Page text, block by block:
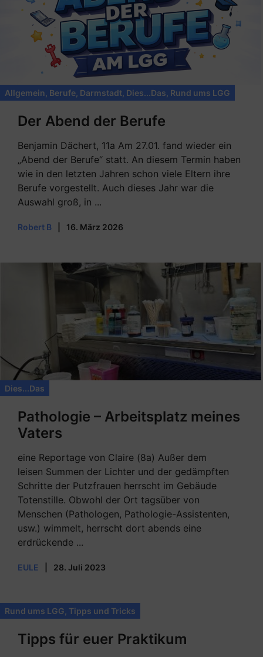
Allgemein Berufe Darmstadt Dies...Das Rund ums LGG
Der Abend der Berufe
Benjamin Dächert, 11a Am 27.01. fand wieder ein
„Abend der Berufe“ statt. An diesem Termin haben
wie in den letzten Jahren schon viele Eltern ihre
Berufe vorgestellt. Auch dieses Jahr war die
Auswahl groß, in ...
Robert B 16. März 2026
Dies...Das
Pathologie – Arbeitsplatz meines
Vaters
eine Reportage von Claire (8a) Außer dem
leisen Summen der Lichter und der gedämpften
Schritte der Putzfrauen herrscht im Gebäude
Totenstille. Obwohl der Ort tagsüber von
Menschen (Pathologen, Pathologie-Assistenten,
usw.) wimmelt, herrscht dort abends eine
erdrückende ...
EULE 28. Juli 2023
Rund ums LGG Tipps und Tricks
Tipps für euer Praktikum